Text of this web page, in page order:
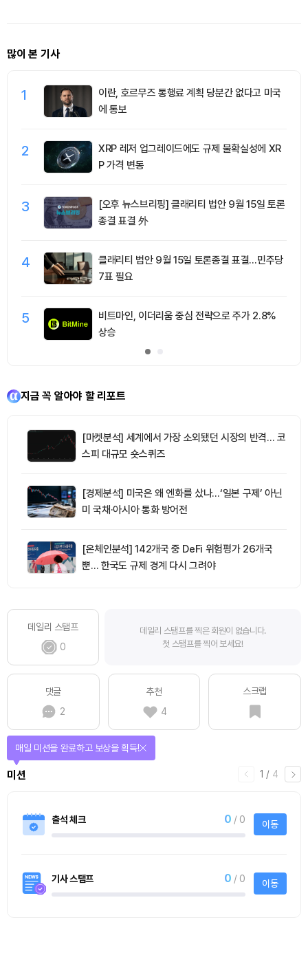
많이 본 기사
1
이란, 호르무즈 통행료 계획 당분간 없다고 미국
에 통보
2
XRP 레저 업그레이드에도 규제 불확실성에 XR
P 가격 변동
3
[오후 뉴스브리핑] 클래리티 법안 9월 15일 토론
종결 표결 外
4
클래리티 법안 9월 15일 토론종결 표결…민주당
7표 필요
5
비트마인, 이더리움 중심 전략으로 주가 2.8%
상승
지금 꼭 알아야 할 리포트
[마켓분석] 세계에서 가장 소외됐던 시장의 반격… 코
스피 대규모 숏스퀴즈
[경제분석] 미국은 왜 엔화를 샀나…‘일본 구제’ 아닌
미 국채·아시아 통화 방어전
[온체인분석] 142개국 중 DeFi 위험평가 26개국
뿐… 한국도 규제 경계 다시 그려야
데일리 스탬프
0
데일리 스탬프를 찍은 회원이 없습니다.
첫 스탬프를 찍어 보세요!
댓글
2
추천
4
스크랩
1 / 4
미션
매일 미션을 완료하고 보상을 획득!
출석 체크 0 / 0 이동
기사 스탬프 0 / 0 이동